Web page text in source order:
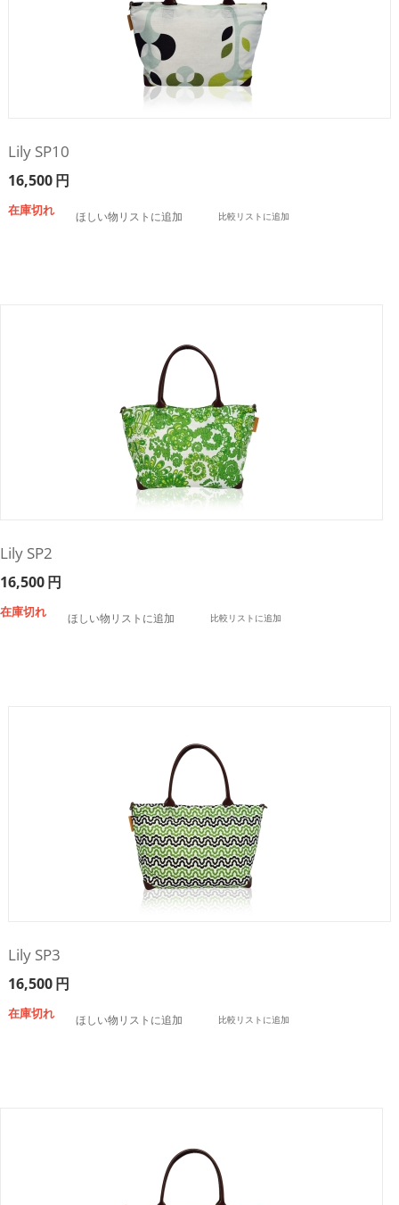
Lily SP10
16,500円
在庫切れ ほしい物リストに追加 比較リストに追加
Lily SP2
16,500円
在庫切れ ほしい物リストに追加 比較リストに追加
Lily SP3
16,500円
在庫切れ ほしい物リストに追加 比較リストに追加